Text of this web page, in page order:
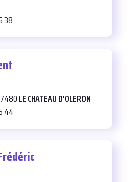
38
LE CHATEAU D'OLERON
44